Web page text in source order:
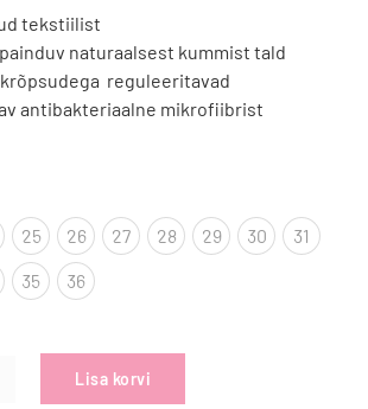
tekstiilist
naturaalsest kummist tald
reguleeritavad
antibakteriaalne mikrofiibrist
25 26 27 28 29 30
31
35 36
Lisa korvi